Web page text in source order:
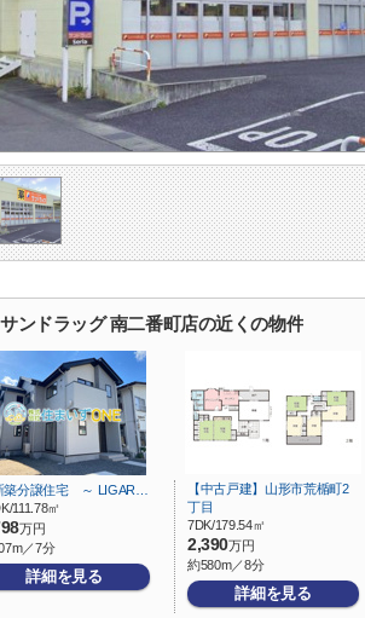
サンドラッグ 南二番町店の近くの物件
築分譲住宅 ～ LIGAR…
111.78㎡
万円
／7分
詳細を見る
【中古戸建】山形市荒楯町2
丁目
7DK/179.54㎡
2,390万円
約580m／8分
詳細を見る